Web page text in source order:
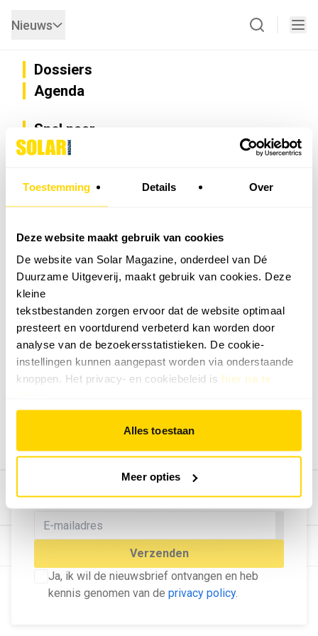
Toestemming Details Over
Deze website maakt gebruik van cookies
De website van Solar Magazine, onderdeel van Dé
Duurzame Uitgeverij, maakt gebruik van cookies. Deze
kleine
tekstbestanden zorgen ervoor dat de website optimaal
presteert en voortdurend verbeterd kan worden door
analyse van de bezoekersstatistieken. De cookie-
instellingen kunnen aangepast worden via onderstaande
knoppen. Het privacy- en cookiebeleid is hier na te
Alles toestaan
Meer opties
MELD U AAN VOOR ONZE
NIEUWSBRIEF
Blijf op de hoogte van het laatste nieuws!
Verzenden
Ja, ik wil de nieuwsbrief ontvangen en heb
kennis genomen van de privacy policy.
Nieuws
Dossiers
Agenda
Snel naar
Privacy
Nieuwsbrief
Vacatures
Installateurzoeker
Cookievoorkeuren wijzigen
English
Geef ons feedback
Vertel ons wat je van onze website vindt.
Tip de redactie
Bekijk hier de mogelijkheden.
© Dé Duurzame Uitgeverij